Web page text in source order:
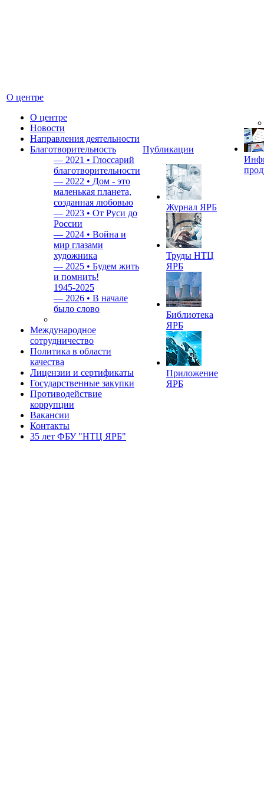
О центре
О центре
Новости
Направления деятельности
Благотворительность
— 2021 • Глоссарий
благотворительности
— 2022 • Дом - это
маленькая планета,
созданная любовью
— 2023 • От Руси до
России
— 2024 • Война и
мир глазами
художника
— 2025 • Будем жить
и помнить!
1945-2025
— 2026 • В начале
было слово
Международное
сотрудничество
Политика в области
качества
Лицензии и сертификаты
Государственные закупки
Противодействие
коррупции
Вакансии
Контакты
35 лет ФБУ "НТЦ ЯРБ"
Публикации
Журнал ЯРБ
Труды НТЦ
ЯРБ
Библиотека
ЯРБ
Приложение
ЯРБ